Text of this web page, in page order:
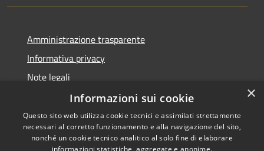
Amministrazione trasparente
Informativa privacy
Note legali
Dichiarazione di accessibilità
×
Informazioni sui cookie
Questo sito web utilizza cookie tecnici e assimilati strettamente
necessari al corretto funzionamento e alla navigazione del sito,
nonché un cookie tecnico analitico al solo fine di elaborare
informazioni statistiche, aggregate e anonime.